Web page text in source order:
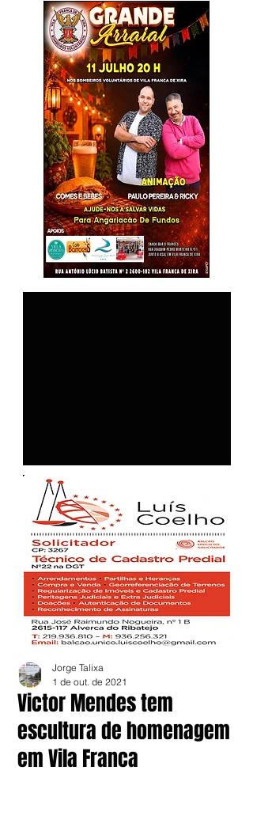
Victor Mendes tem
escultura de homenagem
em Vila Franca
Jorge Talixa
1 de out. de 2021